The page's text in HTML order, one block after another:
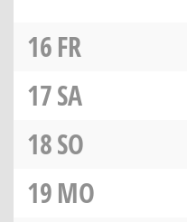
16FR
17SA
18SO
19MO